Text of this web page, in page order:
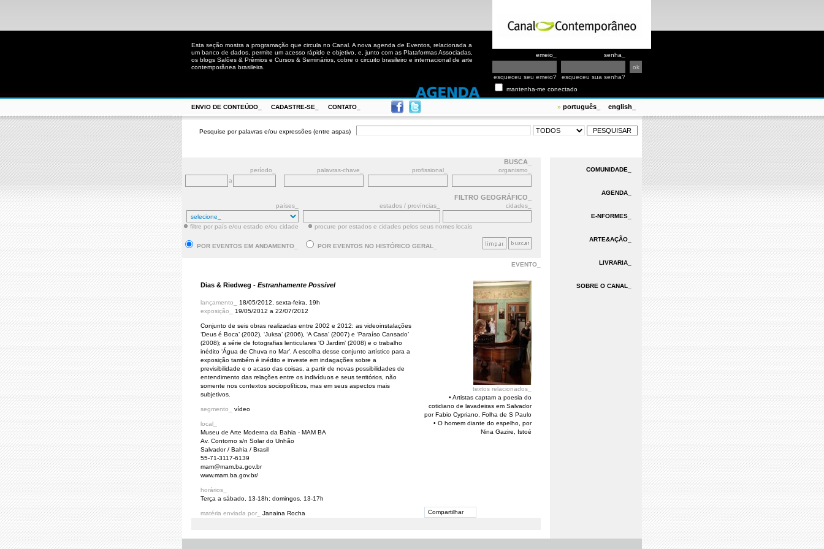
Esta seção mostra a programação que circula no Canal. A nova agenda de Eventos, relacionada a
um banco de dados, permite um acesso rápido e objetivo, e, junto com as Plataformas Associadas,
os blogs Salões & Prêmios e Cursos & Seminários, cobre o circuito brasileiro e internacional de arte
contemporânea brasileira.
emeio_ senha_
esqueceu seu emeio?
esqueceu sua senha?
mantenha-me conectado
ENVIO DE CONTEÚDO_ CADASTRE-SE_ CONTATO_ » português_ english_
Pesquise por palavras e/ou expressões (entre aspas)
BUSCA_
período_ palavras-chave_ profissional_
organismo_
a
FILTRO GEOGRÁFICO_
países_ estados / províncias_ cidades_
filtre por país e/ou estado e/ou cidade procure por estados e cidades pelos seus nomes locais
POR EVENTOS EM ANDAMENTO_ POR EVENTOS NO HISTÓRICO GERAL_
EVENTO_
Dias & Riedweg - Estranhamente Possível
lançamento_ 18/05/2012, sexta-feira, 19h
exposição_ 19/05/2012 a 22/07/2012
Conjunto de seis obras realizadas entre 2002 e 2012: as videoinstalações
‘Deus é Boca’ (2002), ‘Juksa’ (2006), ‘A Casa’ (2007) e ‘Paraíso Cansado’
(2008); a série de fotografias lenticulares ‘O Jardim’ (2008) e o trabalho
inédito ‘Água de Chuva no Mar’. A escolha desse conjunto artístico para a
exposição também é inédito e investe em indagações sobre a
previsibilidade e o acaso das coisas, a partir de novas possibilidades de
entendimento das relações entre os indivíduos e seus territórios, não
somente nos contextos sociopolíticos, mas em seus aspectos mais
subjetivos.
segmento_ vídeo
local_
Museu de Arte Moderna da Bahia - MAM BA
Av. Contorno s/n Solar do Unhão
Salvador / Bahia / Brasil
55-71-3117-6139
mam@mam.ba.gov.br
www.mam.ba.gov.br/
horários_
Terça a sábado, 13-18h; domingos, 13-17h
matéria enviada por_ Janaina Rocha
textos relacionados_
• Artistas captam a poesia do
cotidiano de lavadeiras em Salvador
por Fabio Cypriano, Folha de S Paulo
• O homem diante do espelho, por
Nina Gazire, Istoé
Compartilhar
COMUNIDADE_
AGENDA_
E-NFORMES_
ARTE&AÇÃO_
LIVRARIA_
SOBRE O CANAL_